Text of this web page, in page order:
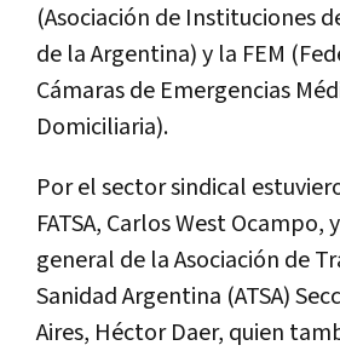
(Asociación de Instituciones
de la Argentina) y la FEM
Cámaras de Emergencias
Domiciliaria).
Por el sector sindical
FATSA, Carlos West Ocampo,
general de la Asociación de
Sanidad Argentina (ATSA)
Aires, Héctor Daer, quien